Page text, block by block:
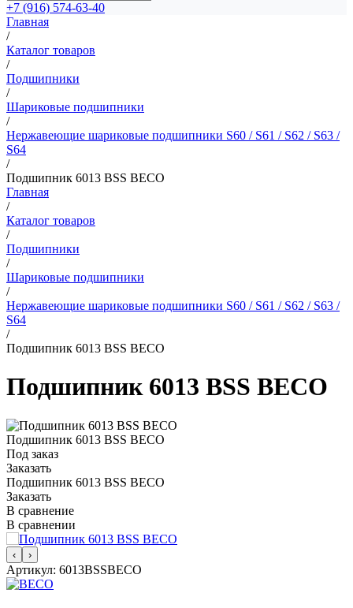
+7 (916) 574-63-40
Главная
/
Каталог товаров
/
Подшипники
/
Шариковые подшипники
/
Нержавеющие шариковые подшипники S60 / S61 / S62 / S63 /
S64
/
Подшипник 6013 BSS BECO
Главная
/
Каталог товаров
/
Подшипники
/
Шариковые подшипники
/
Нержавеющие шариковые подшипники S60 / S61 / S62 / S63 /
S64
/
Подшипник 6013 BSS BECO
Подшипник 6013 BSS BECO
Подшипник 6013 BSS BECO
Под заказ
Заказать
Подшипник 6013 BSS BECO
Заказать
В сравнение
В сравнении
‹ ›
Артикул: 6013BSSBECO